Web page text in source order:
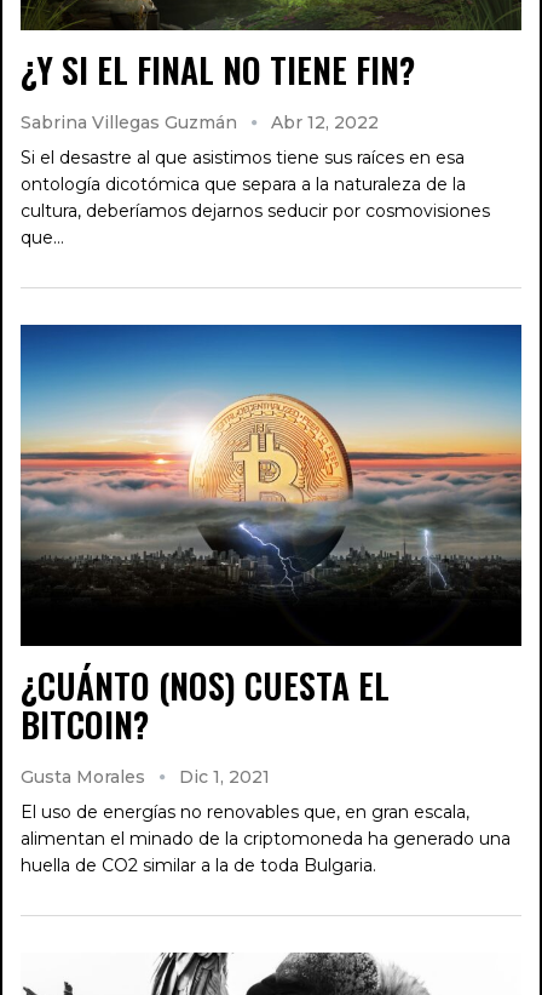
¿Y SI EL FINAL NO TIENE FIN?
Sabrina Villegas Guzmán
Abr 12, 2022
Si el desastre al que asistimos tiene sus raíces en esa
ontología dicotómica que separa a la naturaleza de la
cultura, deberíamos dejarnos seducir por cosmovisiones
que…
¿CUÁNTO (NOS) CUESTA EL
BITCOIN?
Gusta Morales
Dic 1, 2021
El uso de energías no renovables que, en gran escala,
alimentan el minado de la criptomoneda ha generado una
huella de CO2 similar a la de toda Bulgaria.